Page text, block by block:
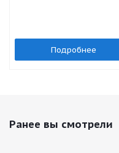
Подробнее
Ранее вы смотрели